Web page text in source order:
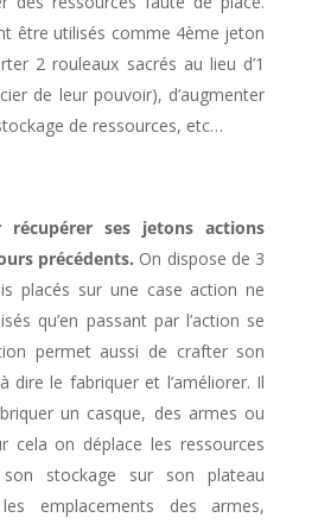
être utilisés comme 4ème jeton
2 rouleaux sacrés au lieu d’1
de leur pouvoir), d’augmenter
de ressources, etc…
récupérer ses jetons actions
précédents. On dispose de 3
placés sur une case action ne
qu’en passant par l’action se
permet aussi de crafter son
dire le fabriquer et l’améliorer. Il
un casque, des armes ou
cela on déplace les ressources
son stockage sur son plateau
emplacements des armes,